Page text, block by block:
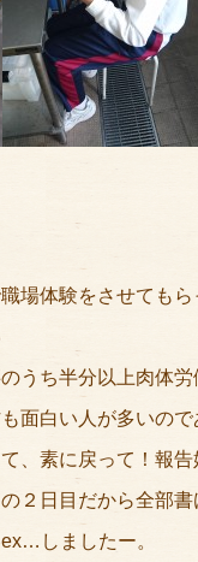
場体験をさせてもら
うち半分以上肉体労
面白い人が多いので
、素に戻って！報告
２日目だから全部書
しましたー。